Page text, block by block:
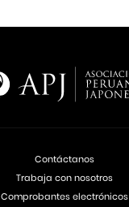
Contáctanos
Trabaja con nosotros
Comprobantes electrónicos